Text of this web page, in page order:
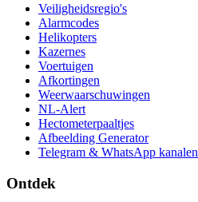
Veiligheidsregio's
Alarmcodes
Helikopters
Kazernes
Voertuigen
Afkortingen
Weerwaarschuwingen
NL-Alert
Hectometerpaaltjes
Afbeelding Generator
Telegram & WhatsApp kanalen
Ontdek